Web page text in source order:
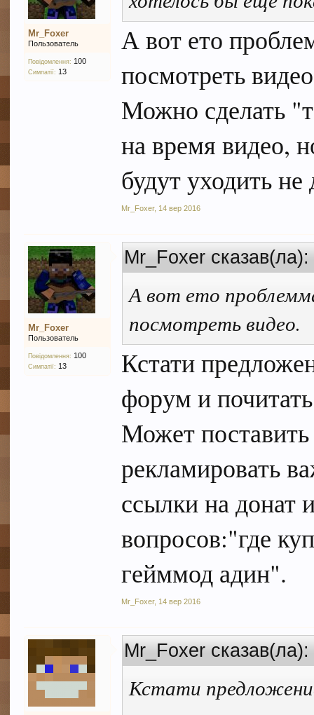
Mr_Foxer
Пользователь
Повідомлення: 100
Симпатії: 13
А вот ето
посмотреть
Можно сделать
на время видео,
будут уходить
Mr_Foxer, 14 вер 2016
Mr_Foxer
Пользователь
Повідомлення: 100
Симпатії: 13
Mr_Foxer
А вот ето
посмотреть видео.
Кстати
форум и
Может
рекламировать
ссылки на донат
вопросов:"где
гейммод адин".
Mr_Foxer, 14 вер 2016
Mr_Foxer
Кстати